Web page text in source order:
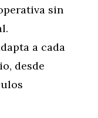
sin
a cada
desde